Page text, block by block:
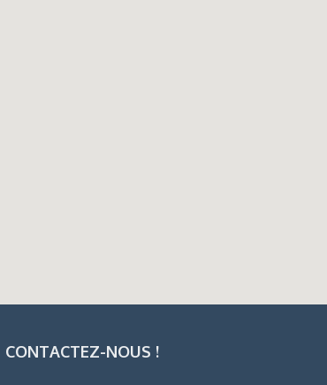
CONTACTEZ-NOUS !